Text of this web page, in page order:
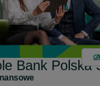
Bank Polska